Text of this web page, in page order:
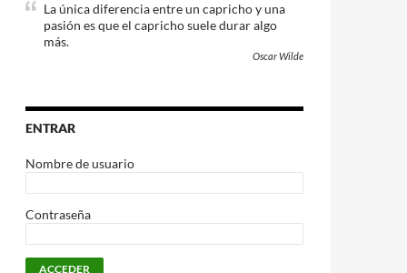
La única diferencia entre un capricho y una
pasión es que el capricho suele durar algo
más.
Oscar Wilde
ENTRAR
Nombre de usuario
Contraseña